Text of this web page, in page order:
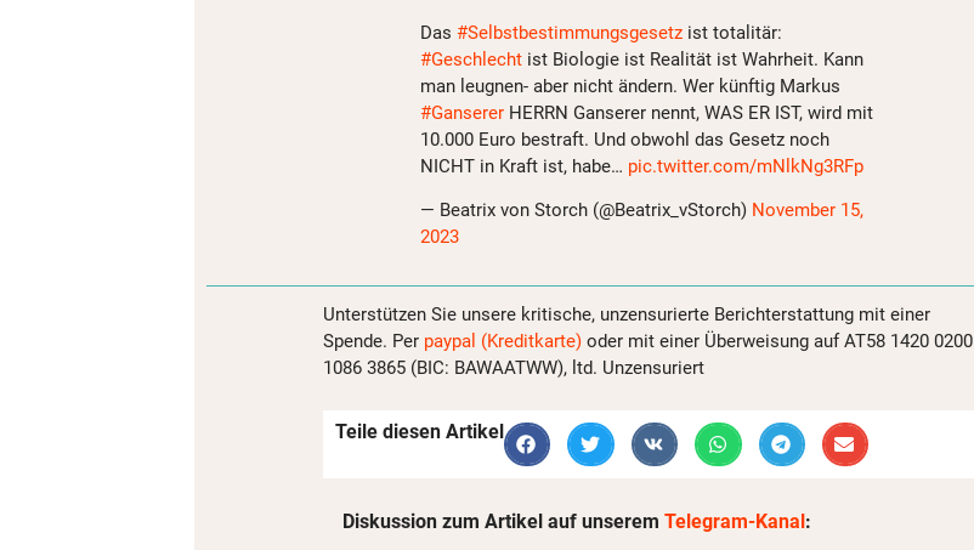
Das #Selbstbestimmungsgesetz ist totalitär:
#Geschlecht ist Biologie ist Realität ist Wahrheit. Kann
man leugnen- aber nicht ändern. Wer künftig Markus
#Ganserer HERRN Ganserer nennt, WAS ER IST, wird mit
10.000 Euro bestraft. Und obwohl das Gesetz noch
NICHT in Kraft ist, habe… pic.twitter.com/mNlkNg3RFp
— Beatrix von Storch (@Beatrix_vStorch) November 15,
2023
Unterstützen Sie unsere kritische, unzensurierte Berichterstattung mit einer
Spende. Per paypal (Kreditkarte) oder mit einer Überweisung auf AT58 1420 0200
1086 3865 (BIC: BAWAATWW), ltd. Unzensuriert
Teile diesen Artikel
Diskussion zum Artikel auf unserem Telegram-Kanal: